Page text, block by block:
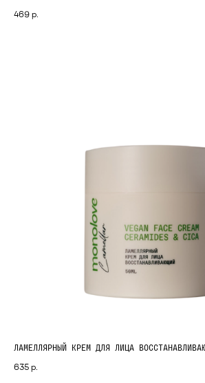
469р.
ЛАМЕЛЛЯРНЫЙ КРЕМ ДЛЯ ЛИЦА
635р.